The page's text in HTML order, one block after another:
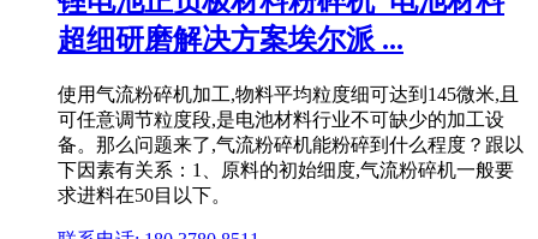
超细研磨解决方案埃尔派 ...
使用气流粉碎机加工,物料平均粒度细可达到145微米,且
可任意调节粒度段,是电池材料行业不可缺少的加工设
备。那么问题来了,气流粉碎机能粉碎到什么程度？跟以
下因素有关系：1、原料的初始细度,气流粉碎机一般要
求进料在50目以下。